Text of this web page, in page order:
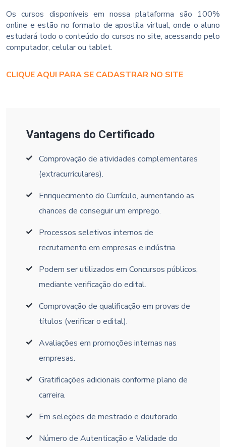
Os cursos disponíveis em nossa plataforma são 100%
online e estão no formato de apostila virtual, onde o aluno
estudará todo o conteúdo do cursos no site, acessando pelo
computador, celular ou tablet.
CLIQUE AQUI PARA SE CADASTRAR NO SITE
Vantagens do Certificado
Comprovação de atividades complementares
(extracurriculares).
Enriquecimento do Currículo, aumentando as
chances de conseguir um emprego.
Processos seletivos internos de
recrutamento em empresas e indústria.
Podem ser utilizados em Concursos públicos,
mediante verificação do edital.
Comprovação de qualificação em provas de
títulos (verificar o edital).
Avaliações em promoções internas nas
empresas.
Gratificações adicionais conforme plano de
carreira.
Em seleções de mestrado e doutorado.
Número de Autenticação e Validade do